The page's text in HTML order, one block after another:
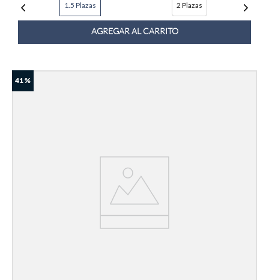
1.5 Plazas 2 Plazas
AGREGAR AL CARRITO
41 %